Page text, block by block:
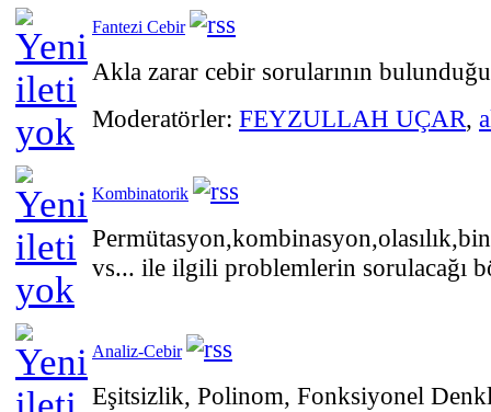
Fantezi Cebir
Akla zarar cebir sorularının
Moderatörler: FEYZULLAH UÇAR,
Kombinatorik
vs... ile ilgili problemlerin sorulacağı
Analiz-Cebir
Eşitsizlik, Polinom, Fonksiyonel